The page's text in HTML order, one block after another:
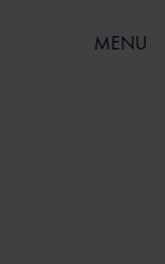
MENU